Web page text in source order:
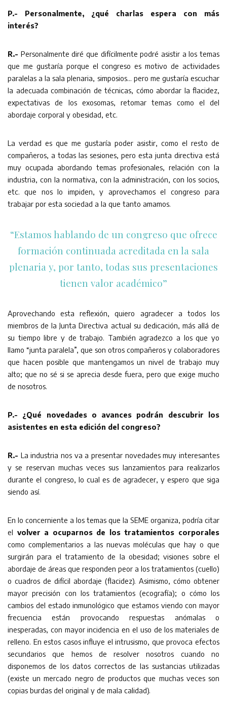
P.- Personalmente, ¿qué charlas espera con más
interés?
R.- Personalmente diré que difícilmente podré asistir a los temas
que me gustaría porque el congreso es motivo de actividades
paralelas a la sala plenaria, simposios… pero me gustaría escuchar
la adecuada combinación de técnicas, cómo abordar la flacidez,
expectativas de los exosomas, retomar temas como el del
abordaje corporal y obesidad, etc.
La verdad es que me gustaría poder asistir, como el resto de
compañeros, a todas las sesiones, pero esta junta directiva está
muy ocupada abordando temas profesionales, relación con la
industria, con la normativa, con la administración, con los socios,
etc. que nos lo impiden, y aprovechamos el congreso para
trabajar por esta sociedad a la que tanto amamos.
“Estamos hablando de un congreso que ofrece
formación continuada acreditada en la sala
plenaria y, por tanto, todas sus presentaciones
tienen valor académico”
Aprovechando esta reflexión, quiero agradecer a todos los
miembros de la Junta Directiva actual su dedicación, más allá de
su tiempo libre y de trabajo. También agradezco a los que yo
llamo “junta paralela”, que son otros compañeros y colaboradores
que hacen posible que mantengamos un nivel de trabajo muy
alto; que no sé si se aprecia desde fuera, pero que exige mucho
de nosotros.
P.- ¿Qué novedades o avances podrán descubrir los
asistentes en esta edición del congreso?
R.- La industria nos va a presentar novedades muy interesantes
y se reservan muchas veces sus lanzamientos para realizarlos
durante el congreso, lo cual es de agradecer, y espero que siga
siendo así.
En lo concerniente a los temas que la SEME organiza, podría citar
el volver a ocuparnos de los tratamientos corporales
como complementarios a las nuevas moléculas que hay o que
surgirán para el tratamiento de la obesidad; visiones sobre el
abordaje de áreas que responden peor a los tratamientos (cuello)
o cuadros de difícil abordaje (flacidez). Asimismo, cómo obtener
mayor precisión con los tratamientos (ecografía); o cómo los
cambios del estado inmunológico que estamos viendo con mayor
frecuencia están provocando respuestas anómalas o
inesperadas, con mayor incidencia en el uso de los materiales de
relleno. En estos casos influye el intrusismo, que provoca efectos
secundarios que hemos de resolver nosotros cuando no
disponemos de los datos correctos de las sustancias utilizadas
(existe un mercado negro de productos que muchas veces son
copias burdas del original y de mala calidad).